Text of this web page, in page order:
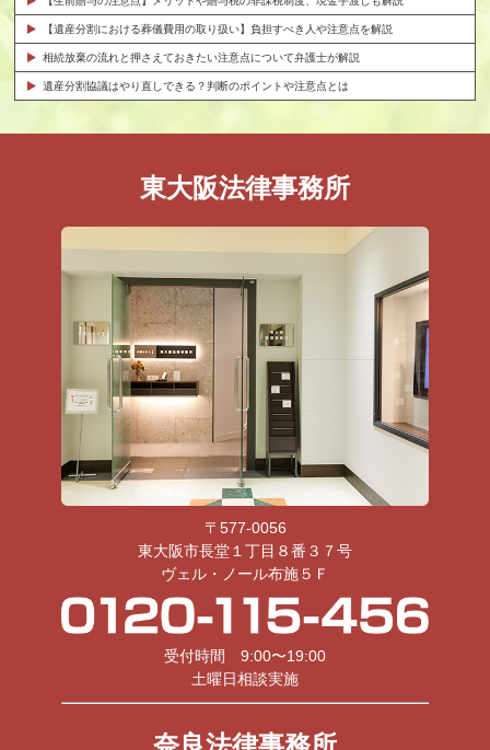
【遺産分割における葬儀費用の取り扱い】負担すべき人や注意点を解説
相続放棄の流れと押さえておきたい注意点について弁護士が解説
遺産分割協議はやり直しできる？判断のポイントや注意点とは
東大阪法律事務所
〒577-0056
東大阪市長堂１丁目８番３７号
ヴェル・ノール布施５Ｆ
受付時間 9:00〜19:00
土曜日相談実施